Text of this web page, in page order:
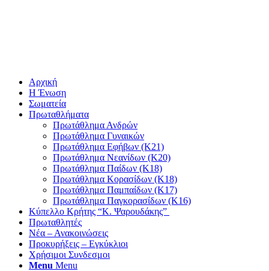
Αρχική
Η Ένωση
Σωματεία
Πρωταθλήματα
Πρωτάθλημα Ανδρών
Πρωτάθλημα Γυναικών
Πρωτάθλημα Εφήβων (Κ21)
Πρωτάθλημα Νεανίδων (Κ20)
Πρωτάθλημα Παίδων (Κ18)
Πρωτάθλημα Κορασίδων (Κ18)
Πρωτάθλημα Παμπαίδων (Κ17)
Πρωτάθλημα Παγκορασίδων (Κ16)
Κύπελλο Κρήτης “Κ. Ψαρουδάκης”
Πρωταθλητές
Νέα – Ανακοινώσεις
Προκυρήξεις – Εγκύκλιοι
Χρήσιμοι Συνδεσμοι
Menu Menu